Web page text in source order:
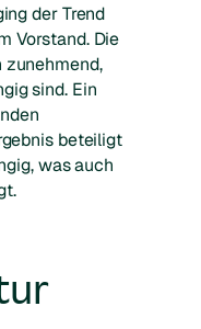
der Trend
Vorstand. Die
sind. Ein
beteiligt
was auch